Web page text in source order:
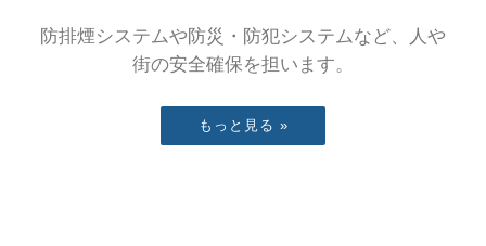
防排煙システムや防災・防犯システムなど、人や
街の安全確保を担います。
もっと見る »